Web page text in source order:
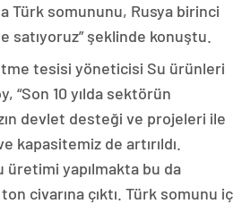
Türk somununu, Rusya birinci
satıyoruz” şeklinde konuştu.
tesisi yöneticisi Su ürünleri
“Son 10 yılda sektörün
devlet desteği ve projeleri ile
kapasitemiz de artırıldı.
üretimi yapılmakta bu da
civarına çıktı. Türk somunu iç